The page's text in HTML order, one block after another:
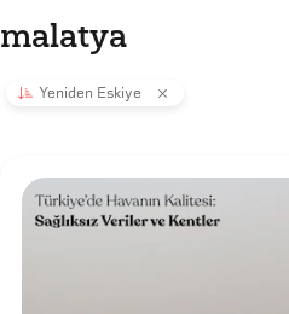
malatya
Yeniden Eskiye